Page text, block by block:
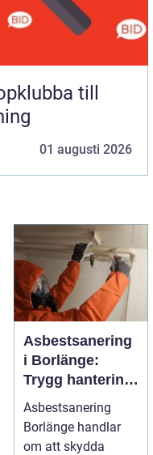
01 augusti 2026
Asbestsanering
i Borlänge:
Trygg hantering
av farliga fibrer
Asbestsanering
Borlänge handlar
om att skydda